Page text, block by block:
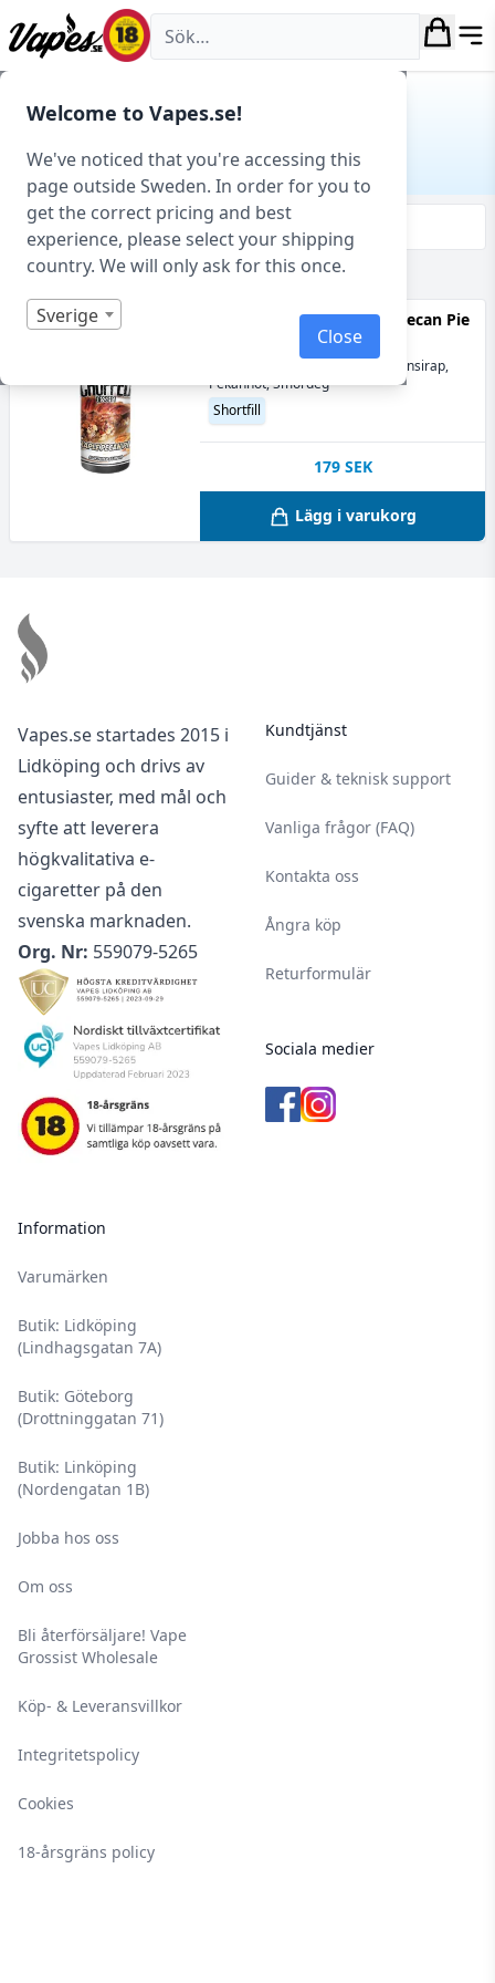
Welcome to Vapes.se!
We've noticed that you're accessing this
page outside Sweden. In order for you to
get the correct pricing and best
experience, please select your shipping
country. We will only ask for this once.
Sverige
Close
Vapes.se
Hem/ Produkt Smakprofil / Pekannöt
PEKANNÖT
Filtrera & sortera
Visar 1 produkter av 1 totalt
Chuffed Dessert - Maple Pecan Pie
(100 ml, Shortfill)
Karamelliserat socker, Lönnsirap,
Pekannöt, Smördeg
Shortfill
179 SEK
Lägg i varukorg
Vapes.se startades 2015 i
Lidköping och drivs av
entusiaster, med mål och
syfte att leverera
högkvalitativa e-
cigaretter på den
svenska marknaden.
Org. Nr: 559079-5265
Information
Varumärken
Butik: Lidköping
(Lindhagsgatan 7A)
Butik: Göteborg
(Drottninggatan 71)
Butik: Linköping
(Nordengatan 1B)
Jobba hos oss
Om oss
Bli återförsäljare! Vape
Grossist Wholesale
Köp- & Leveransvillkor
Integritetspolicy
Cookies
18-årsgräns policy
Kundtjänst
Guider & teknisk support
Vanliga frågor (FAQ)
Kontakta oss
Ångra köp
Returformulär
Sociala medier